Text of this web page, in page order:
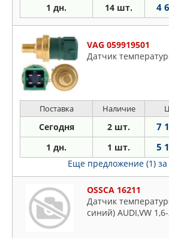
1 дн. 14 шт. 4
VAG 059919501
Датчик
Поставка Наличие
Сегодня 2 шт. 7
1 дн. 1 шт. 5
Еще предложение (1)
OSSCA 16211
Датчик
синий) AUDI,VW